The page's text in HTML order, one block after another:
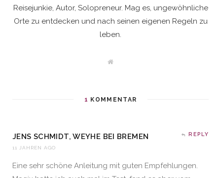
Reisejunkie, Autor, Solopreneur. Mag es, ungewöhnliche
Orte zu entdecken und nach seinen eigenen Regeln zu
leben.
W
e
1 KOMMENTAR
JENS SCHMIDT, WEYHE BEI BREMEN
11 JAHREN AGO
REPLY
Eine sehr schöne Anleitung mit guten Empfehlungen.